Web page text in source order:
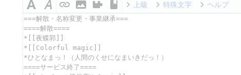
上級 特殊文字 ヘルプ